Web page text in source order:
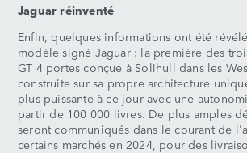
Jaguar réinventé
Enfin, quelques informations ont été
modèle signé Jaguar : la première des
GT 4 portes conçue à Solihull dans les
construite sur sa propre architecture
plus puissante à ce jour avec une
partir de 100 000 livres. De plus amples
seront communiqués dans le courant de
certains marchés en 2024, pour des